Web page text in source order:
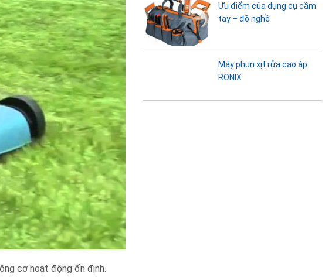
cơ hoạt động ổn định.
Ưu điểm của dụng cụ cầm
tay – đồ nghề
Máy phun xịt rửa cao áp
RONIX